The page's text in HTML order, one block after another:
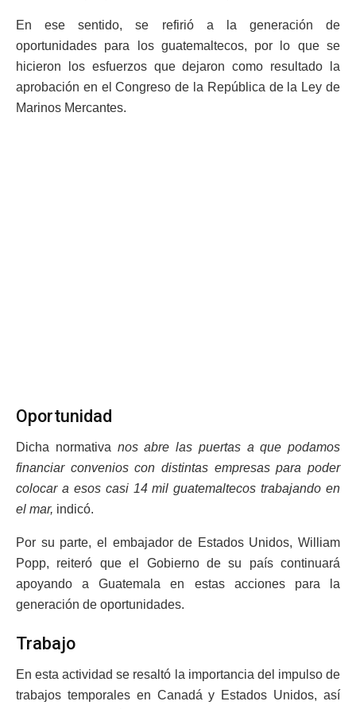
En ese sentido, se refirió a la generación de
oportunidades para los guatemaltecos, por lo que se
hicieron los esfuerzos que dejaron como resultado la
aprobación en el Congreso de la República de la Ley de
Marinos Mercantes.
Oportunidad
Dicha normativa nos abre las puertas a que podamos
financiar convenios con distintas empresas para poder
colocar a esos casi 14 mil guatemaltecos trabajando en
el mar, indicó.
Por su parte, el embajador de Estados Unidos, William
Popp, reiteró que el Gobierno de su país continuará
apoyando a Guatemala en estas acciones para la
generación de oportunidades.
Trabajo
En esta actividad se resaltó la importancia del impulso de
trabajos temporales en Canadá y Estados Unidos, así